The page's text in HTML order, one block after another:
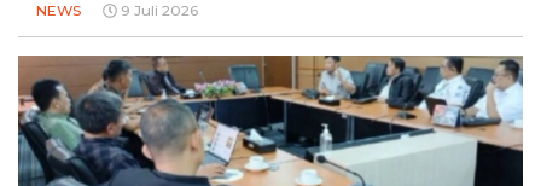
NEWS 9 Juli 2026